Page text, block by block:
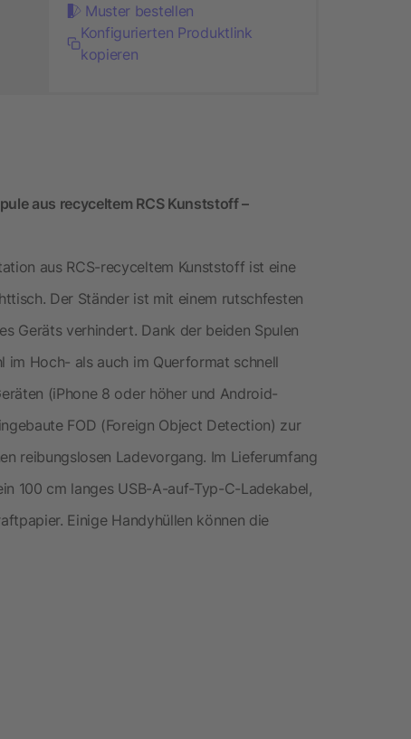
Muster bestellen
Konfigurierten Produktlink
kopieren
aus recyceltem RCS Kunststoff –
aus RCS-recyceltem Kunststoff ist eine
Der Ständer ist mit einem rutschfesten
Geräts verhindert. Dank der beiden Spulen
im Hoch- als auch im Querformat schnell
(iPhone 8 oder höher und Android-
FOD (Foreign Object Detection) zur
reibungslosen Ladevorgang. Im Lieferumfang
100 cm langes USB-A-auf-Typ-C-Ladekabel,
Einige Handyhüllen können die